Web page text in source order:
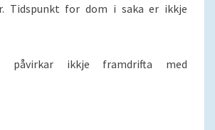
Tidspunkt for dom i saka er ikkje
påvirkar ikkje framdrifta med